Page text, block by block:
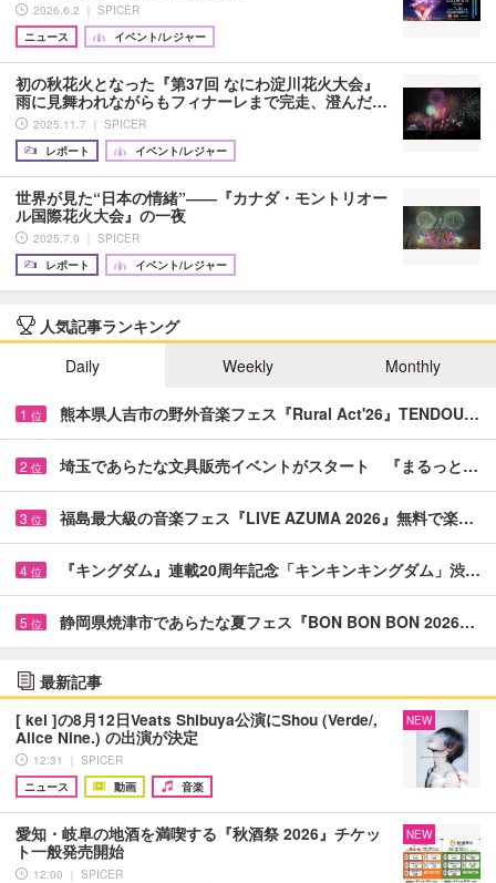
2026.6.2 ｜ SPICER
ニュース
イベント/レジャー
初の秋花火となった『第37回 なにわ淀川花火大会』
雨に見舞われながらもフィナーレまで完走、澄んだ…
2025.11.7 ｜ SPICER
レポート
イベント/レジャー
世界が見た“日本の情緒”――『カナダ・モントリオー
ル国際花火大会』の一夜
2025.7.9 ｜ SPICER
レポート
イベント/レジャー
人気記事ランキング
Daily
Weekly Monthly
1 位 熊本県人吉市の野外音楽フェス『Rural Act'26』TENDOU…
2 位 埼玉であらたな文具販売イベントがスタート 『まるっと…
3 位 福島最大級の音楽フェス『LIVE AZUMA 2026』無料で楽…
4 位 『キングダム』連載20周年記念「キンキンキングダム」渋…
5 位 静岡県焼津市であらたな夏フェス『BON BON BON 2026…
最新記事
[ kei ]の8月12日Veats Shibuya公演にShou (Verde/,
Alice Nine.) の出演が決定
12:31 ｜ SPICER
ニュース
動画 音楽
NEW
愛知・岐阜の地酒を満喫する『秋酒祭 2026』チケッ
ト一般発売開始
12:00 ｜ SPICER
NEW